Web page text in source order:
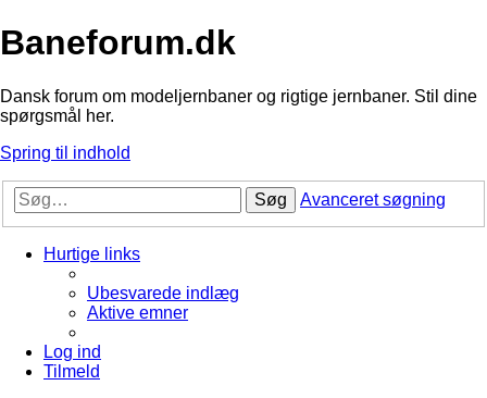
Baneforum.dk
Dansk forum om modeljernbaner og rigtige jernbaner. Stil dine
spørgsmål her.
Spring til indhold
Søg Avanceret søgning
Hurtige links
Ubesvarede indlæg
Aktive emner
Log ind
Tilmeld